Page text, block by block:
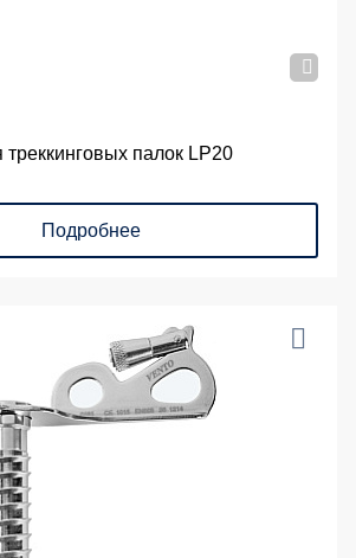
треккинговых палок LP20
Подробнее